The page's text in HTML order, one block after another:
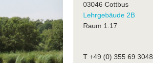
03046 Cottbus
Lehrgebäude 2B
Raum 1.17
T +49 (0) 355 69 3048